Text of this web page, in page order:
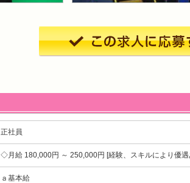
正社員
月給 180,000円 ～ 250,000円 経験、スキルにより優遇
ａ基本給